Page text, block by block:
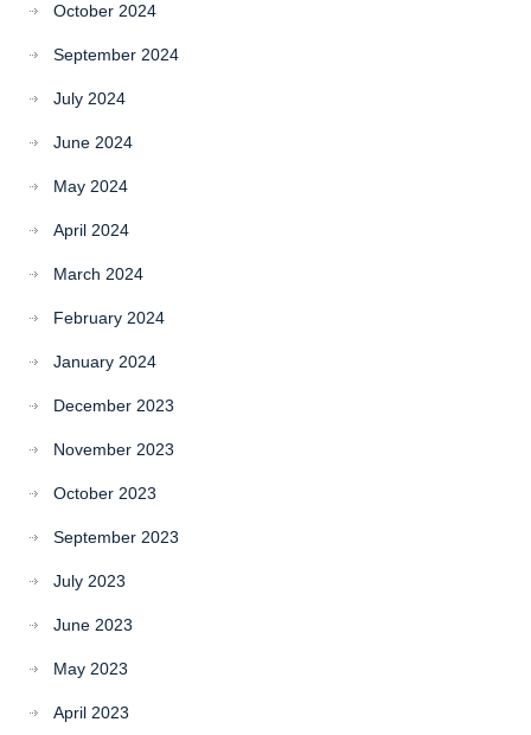
October 2024
September 2024
July 2024
June 2024
May 2024
April 2024
March 2024
February 2024
January 2024
December 2023
November 2023
October 2023
September 2023
July 2023
June 2023
May 2023
April 2023